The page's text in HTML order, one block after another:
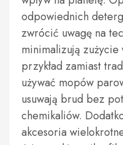
odpowiednich
zwrócić uwagę na
minimalizują
przykład zamiast
używać mopów
usuwają brud bez
chemikaliów.
akcesoria